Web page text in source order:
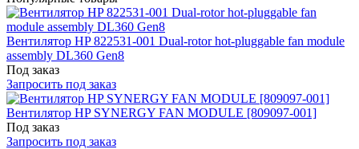
Вентилятор HP 822531-001 Dual-rotor hot-pluggable fan module
assembly DL360 Gen8
Под заказ
Запросить под заказ
Вентилятор HP SYNERGY FAN MODULE [809097-001]
Под заказ
Запросить под заказ